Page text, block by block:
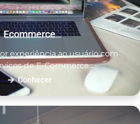
Ecommerce
experiência ao usuário com
de E-Commerce......
Conhecer